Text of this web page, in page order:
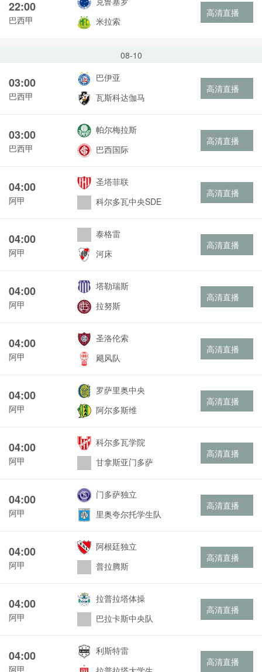
22:00
巴西甲
米拉索
高清直播
08-10
03:00
巴西甲
巴伊亚
瓦斯科达伽马
高清直播
03:00
巴西甲
帕尔梅拉斯
巴西国际
高清直播
04:00
阿甲
圣塔菲联
科尔多瓦中央SDE
高清直播
04:00
阿甲
泰格雷
河床
高清直播
04:00
阿甲
塔勒瑞斯
拉努斯
高清直播
04:00
阿甲
圣洛伦索
飓风队
高清直播
04:00
阿甲
罗萨里奥中央
阿尔多斯维
高清直播
04:00
阿甲
科尔多瓦学院
甘拿斯亚门多萨
高清直播
04:00
阿甲
门多萨独立
里奥夸尔托学生队
高清直播
04:00
阿甲
阿根廷独立
普拉腾斯
高清直播
04:00
阿甲
拉普拉塔体操
巴拉卡斯中央队
高清直播
04:00
阿甲
利斯特雷
高清直播